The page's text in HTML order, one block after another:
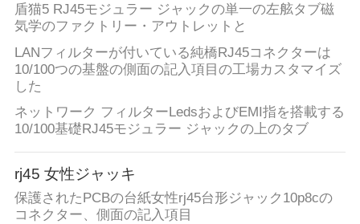
盾猫5 RJ45モジュラー ジャックの単一の左舷タブ磁
気学のファクトリー・アウトレットと
LANフィルターが付いている純橋RJ45コネクターは
10/100つの基盤の側面の記入項目の工場カスタマイズ
した
ネットワーク フィルターLedsおよびEMI指を搭載する
10/100基礎RJ45モジュラー ジャックの上のタブ
rj45 女性ジャッキ
保護されたPCBの台紙女性rj45台形ジャック10p8cの
コネクター、側面の記入項目